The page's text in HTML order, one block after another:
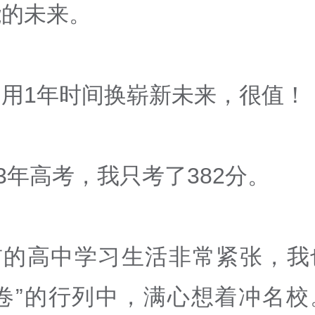
未来。
1年时间换崭新未来，很值！
高考，我只考了382分。
高中学习生活非常紧张，
”的行列中，满心想着冲名